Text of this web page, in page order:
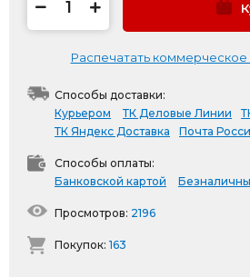
Распечатать
Способы доставки:
Курьером
ТК Деловые Линии
ТК Яндекс Доставка
Почта
Способы оплаты:
Банковской картой
Просмотров: 2196
Покупок: 163